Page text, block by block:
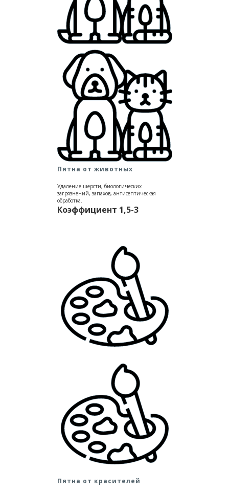
Пятна от животных
Удаление шерсти, биологических
загрязнений, запахов, антисептическая
обработка.
Коэффициент 1,5-3
Пятна от красителей